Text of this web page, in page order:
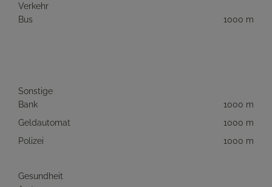
Verkehr
Bus
1000 m
Sonstige
Bank
1000 m
Geldautomat
1000 m
Polizei
1000 m
Gesundheit